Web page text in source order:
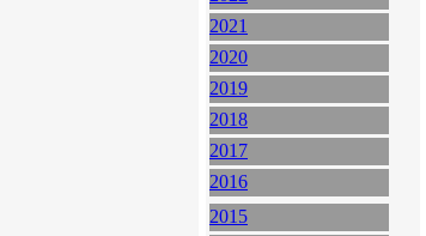
2021
2020
2019
2018
2017
2016
2015